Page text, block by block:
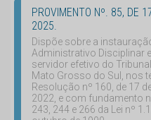
PROVIMENTO Nº. 85, DE
2025.
Dispõe sobre a
Administrativo Disciplinar
servidor efetivo do
Mato Grosso do Sul, nos
Resolução nº 160, de 17
2022, e com fundamento
243, 244 e 266 da Lei nº